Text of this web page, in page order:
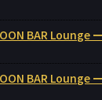
BAR Lounge
BAR Lounge